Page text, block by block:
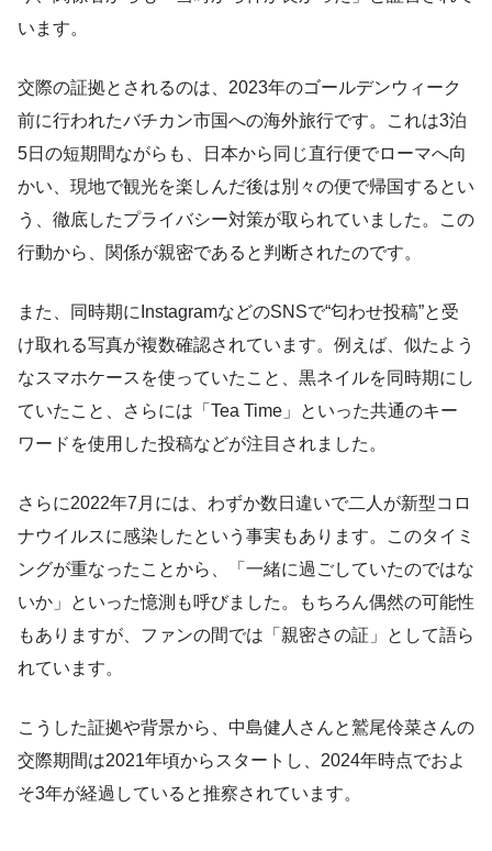
います。
交際の証拠とされるのは、2023年のゴールデンウィーク
前に行われたバチカン市国への海外旅行です。これは3泊
5日の短期間ながらも、日本から同じ直行便でローマへ向
かい、現地で観光を楽しんだ後は別々の便で帰国するとい
う、徹底したプライバシー対策が取られていました。この
行動から、関係が親密であると判断されたのです。
また、同時期にInstagramなどのSNSで“匂わせ投稿”と受
け取れる写真が複数確認されています。例えば、似たよう
なスマホケースを使っていたこと、黒ネイルを同時期にし
ていたこと、さらには「Tea Time」といった共通のキー
ワードを使用した投稿などが注目されました。
さらに2022年7月には、わずか数日違いで二人が新型コロ
ナウイルスに感染したという事実もあります。このタイミ
ングが重なったことから、「一緒に過ごしていたのではな
いか」といった憶測も呼びました。もちろん偶然の可能性
もありますが、ファンの間では「親密さの証」として語ら
れています。
こうした証拠や背景から、中島健人さんと鷲尾伶菜さんの
交際期間は2021年頃からスタートし、2024年時点でおよ
そ3年が経過していると推察されています。